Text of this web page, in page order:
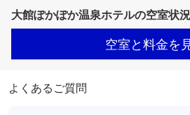
大館ぽかぽか温泉ホテルの空室状
空室と料金を
よくあるご質問